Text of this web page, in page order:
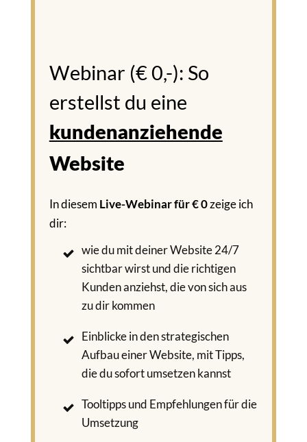
Webinar (€ 0,-): So
erstellst du eine
kundenanziehende
Website
In diesem Live-Webinar für € 0zeige ich
dir:
wie du mit deiner Website 24/7
sichtbar wirst und die richtigen
Kunden anziehst, die von sich aus
zu dir kommen
Einblicke in denstrategischen
Aufbaueiner Website, mit Tipps,
die du sofort umsetzen kannst
Tooltipps und Empfehlungenfür die
Umsetzung